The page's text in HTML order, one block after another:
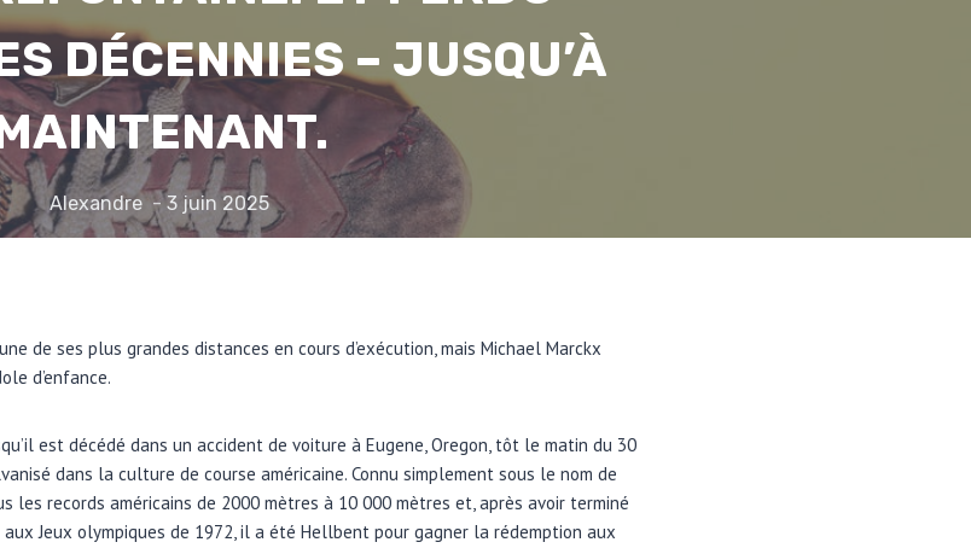
DÉCENNIES – JUSQU’À
Alexandre 3 juin 2025
de ses plus grandes distances en cours d’exécution, mais Michael Marckx
d’enfance.
est décédé dans un accident de voiture à Eugene, Oregon, tôt le matin du 30
dans la culture de course américaine. Connu simplement sous le nom de
les records américains de 2000 mètres à 10 000 mètres et, après avoir terminé
Jeux olympiques de 1972, il a été Hellbent pour gagner la rédemption aux